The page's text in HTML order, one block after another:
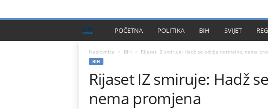
I
POČETNA POLITIKA BIH SVIJET
Naslovnica BIH Rijaset IZ smiruje: Hadž se odvija normalno, nema
BIH
Rijaset IZ smiruje: Hadž
nema promjena